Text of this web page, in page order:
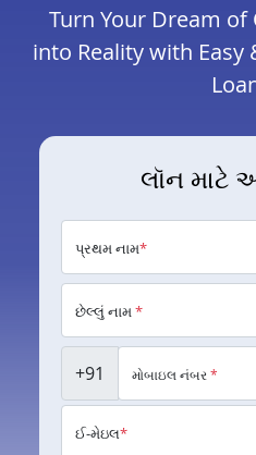
Turn Your Dream
into Reality with Easy
લૉન માટે
પ્રથમ નામ*
છેલ્લું નામ*
+91 મોબાઇલ નંબર*
ઈ-મેઇલ*